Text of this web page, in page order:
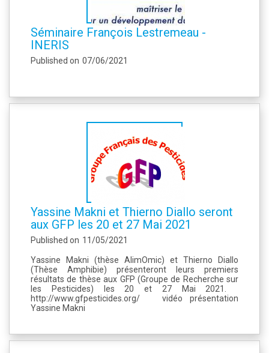
Séminaire François Lestremeau -
INERIS
Published on 07/06/2021
Yassine Makni et Thierno Diallo seront
aux GFP les 20 et 27 Mai 2021
Published on 11/05/2021
Yassine Makni (thèse AlimOmic) et Thierno Diallo
(Thèse Amphibie) présenteront leurs premiers
résultats de thèse aux GFP (Groupe de Recherche sur
les Pesticides) les 20 et 27 Mai 2021.
http://www.gfpesticides.org/ vidéo présentation
Yassine Makni